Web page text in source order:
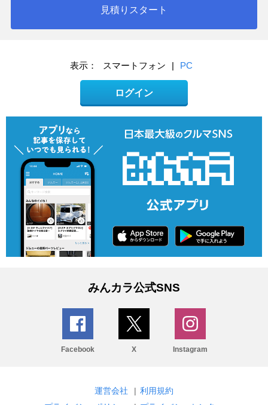
見積りスタート
表示： スマートフォン | PC
ログイン
みんカラ公式SNS
Facebook X Instagram
運営会社 | 利用規約